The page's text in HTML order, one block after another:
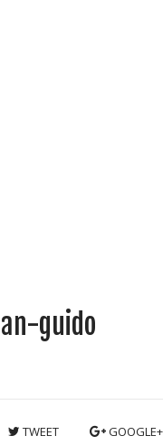
guido
TWEET GOOGLE+